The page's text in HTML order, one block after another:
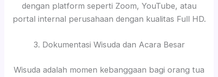
dengan platform seperti Zoom, YouTube, atau
portal internal perusahaan dengan kualitas Full HD.
3. Dokumentasi Wisuda dan Acara Besar
Wisuda adalah momen kebanggaan bagi orang tua